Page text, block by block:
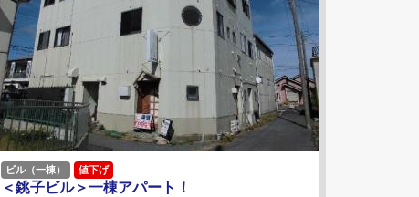
ビル（一棟） 値下げ
＜銚子ビル＞一棟アパート！